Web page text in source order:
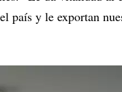
país y le exportan